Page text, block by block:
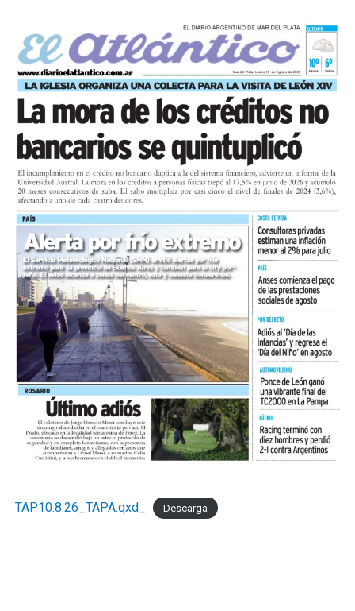
TAP10.8.26_TAPA.qxd_ Descarga